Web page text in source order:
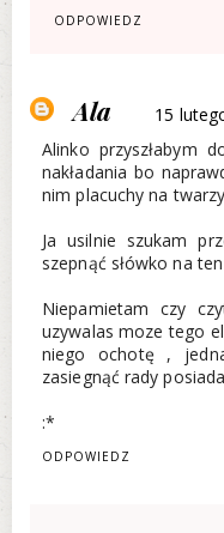
ODPOWIEDZ
Ala
15
Alinko przyszłabym
nakładania bo
nim placuchy na
Ja usilnie szukam
szepnąć słówko na
Niepamietam czy
uzywalas moze tego
niego ochotę ,
zasiegnąć rady
:*
ODPOWIEDZ